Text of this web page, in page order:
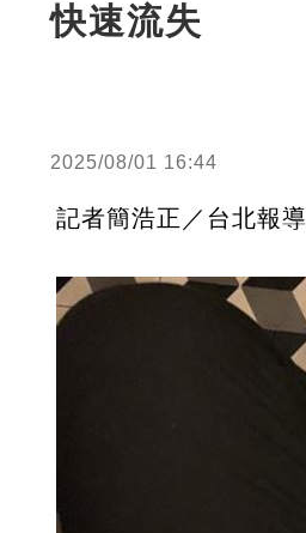
快速流失
2025/08/01 16:44
記者簡浩正／台北報導